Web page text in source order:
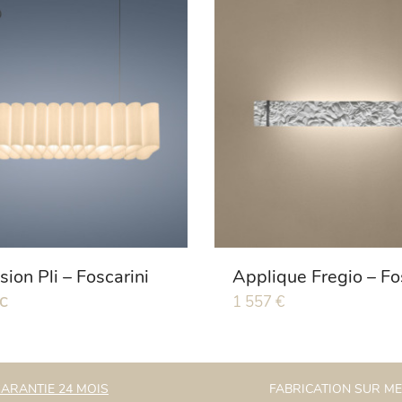
Pli – Foscarini Applique Fregio –
Ce
plusieurs
variations.
1 557 €
24 MOIS FABRICATION SUR